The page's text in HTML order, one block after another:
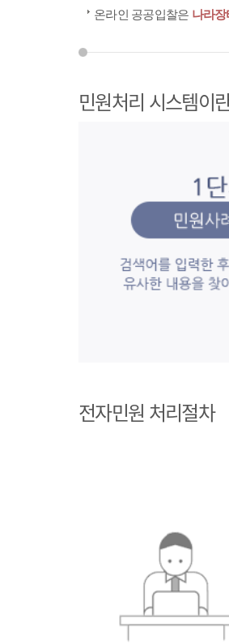
온라인 공공입찰은 나라
민원처리 시스템이
전자민원 처리절차